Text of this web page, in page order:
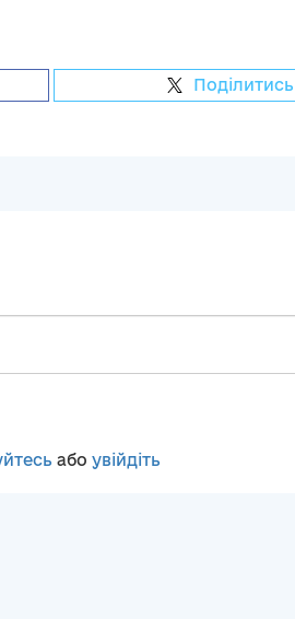
Поділитись
або увійдіть